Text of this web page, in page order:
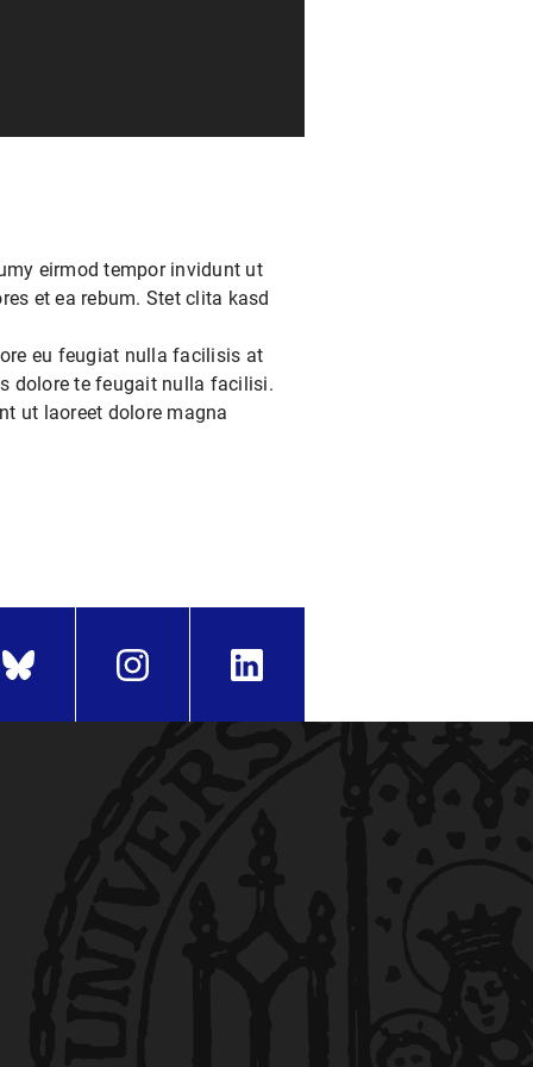
eirmod tempor invidunt ut
et ea rebum. Stet clita kasd
eu feugiat nulla facilisis at
dolore te feugait nulla facilisi.
ut laoreet dolore magna